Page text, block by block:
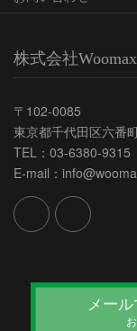
株式会社
〒102-0085
東京都千代田区六番
TEL：03-6380-9315
E-mail：
メー